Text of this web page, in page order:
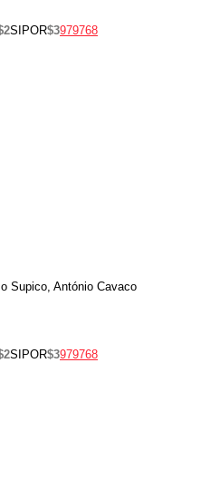
SIPOR$3979768
Supico, António Cavaco
SIPOR$3979768